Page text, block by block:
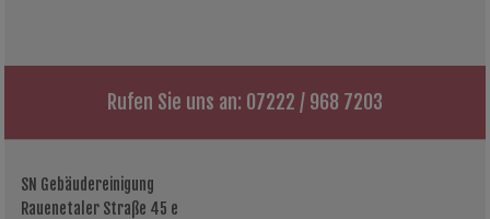
Rufen Sie uns an: 07222 / 968 7203
SN Gebäudereinigung
Rauenetaler Straße 45 e